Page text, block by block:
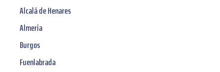
Alcalá de Henares
Almería
Burgos
Fuenlabrada